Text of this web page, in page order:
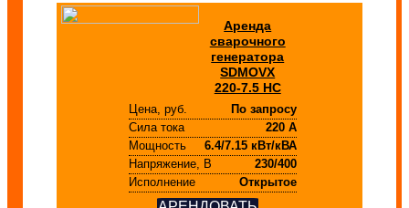
Аренда
сварочного
генератора
SDMOVX
220-7.5 HC
Цена, руб.
По запросу
Сила тока
220 А
Мощность
6.4/7.15 кВт/кВА
Напряжение, В
230/400
Исполнение
Открытое